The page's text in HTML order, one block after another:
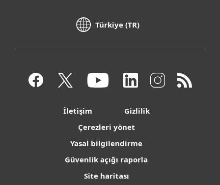
Türkiye (TR)
İletişim
Gizlilik
Çerezleri yönet
Yasal bilgilendirme
Güvenlik açığı raporla
Site haritası